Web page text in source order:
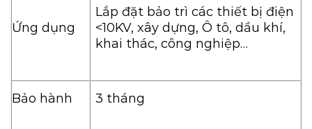
Ứng dụng
Lắp đặt bảo trì các thiết bị điện
<10KV, xây dựng, Ô tô, dầu khí,
khai thác, công nghiệp…
Bảo hành 3 tháng